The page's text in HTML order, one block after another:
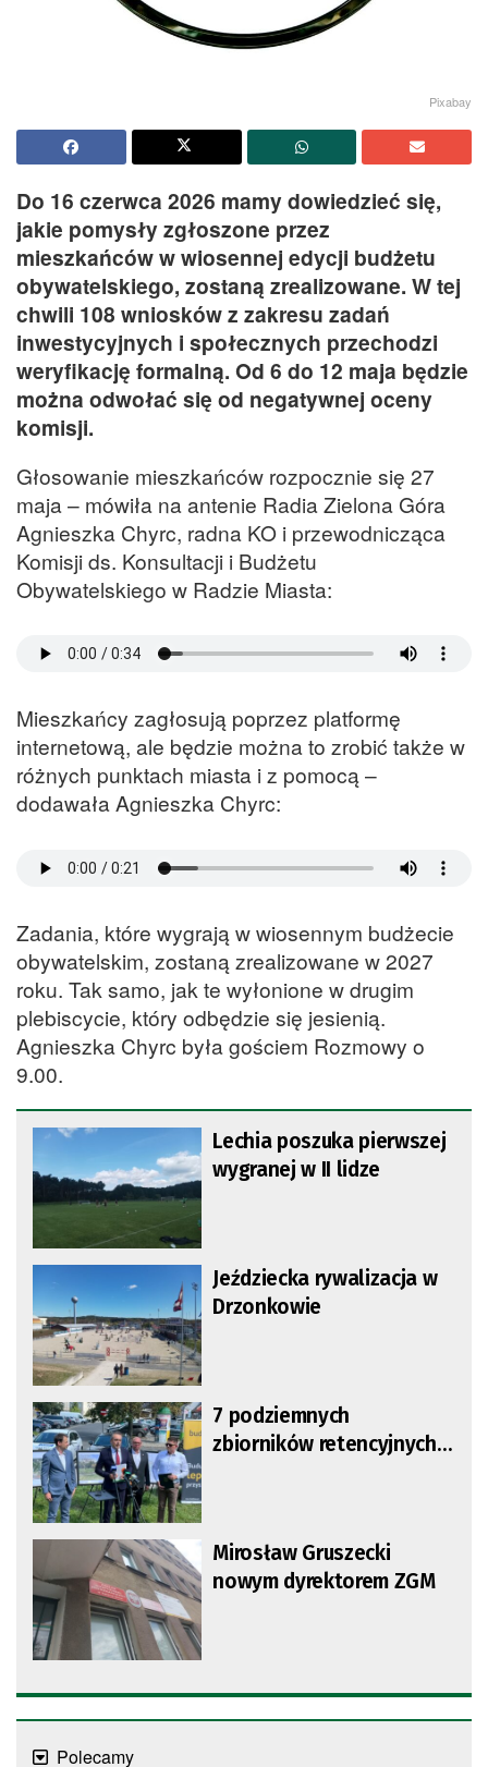
Pixabay
Do 16 czerwca 2026 mamy dowiedzieć się,
jakie pomysły zgłoszone przez
mieszkańców w wiosennej edycji budżetu
obywatelskiego, zostaną zrealizowane. W tej
chwili 108 wniosków z zakresu zadań
inwestycyjnych i społecznych przechodzi
weryfikację formalną. Od 6 do 12 maja będzie
można odwołać się od negatywnej oceny
komisji.
Głosowanie mieszkańców rozpocznie się 27
maja – mówiła na antenie Radia Zielona Góra
Agnieszka Chyrc, radna KO i przewodnicząca
Komisji ds. Konsultacji i Budżetu
Obywatelskiego w Radzie Miasta:
Mieszkańcy zagłosują poprzez platformę
internetową, ale będzie można to zrobić także w
różnych punktach miasta i z pomocą –
dodawała Agnieszka Chyrc:
Zadania, które wygrają w wiosennym budżecie
obywatelskim, zostaną zrealizowane w 2027
roku. Tak samo, jak te wyłonione w drugim
plebiscycie, który odbędzie się jesienią.
Agnieszka Chyrc była gościem Rozmowy o
9.00.
Lechia poszuka pierwszej
wygranej w II lidze
Jeździecka rywalizacja w
Drzonkowie
7 podziemnych
zbiorników retencyjnych
Mirosław Gruszecki
nowym dyrektorem ZGM
Polecamy